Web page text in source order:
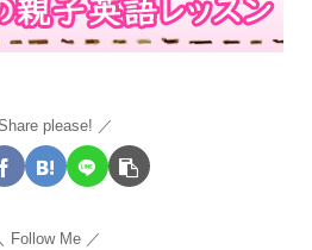
please!
Follow Me